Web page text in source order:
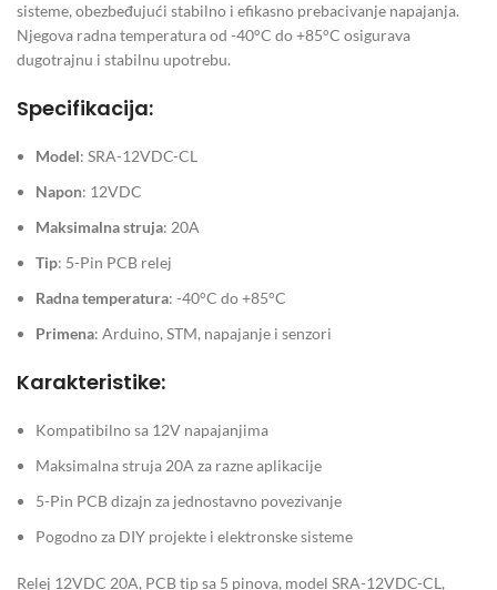
sisteme, obezbeđujući stabilno i efikasno prebacivanje napajanja.
Njegova radna temperatura od -40°C do +85°C osigurava
dugotrajnu i stabilnu upotrebu.
Specifikacija:
Model: SRA-12VDC-CL
Napon: 12VDC
Maksimalna struja: 20A
Tip: 5-Pin PCB relej
Radna temperatura: -40°C do +85°C
Primena: Arduino, STM, napajanje i senzori
Karakteristike:
Kompatibilno sa 12V napajanjima
Maksimalna struja 20A za razne aplikacije
5-Pin PCB dizajn za jednostavno povezivanje
Pogodno za DIY projekte i elektronske sisteme
Relej 12VDC 20A, PCB tip sa 5 pinova, model SRA-12VDC-CL,